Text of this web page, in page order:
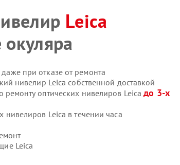
Leica
даже при отказе от ремонта
нивелир Leica собственной доставкой
ремонту оптических нивелиров Leicaдо 3-х
Leica в течении часа
Leica